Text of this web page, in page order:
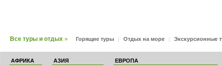
Все туры и отдых » Горящие туры | Отдых на море | Экскурсионные
АФРИКА
АЗИЯ
ЕВРОПА